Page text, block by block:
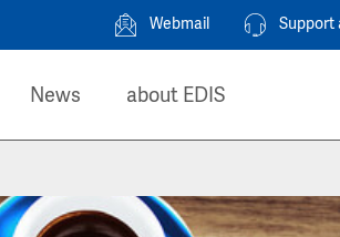
Webmail Support
News about EDIS